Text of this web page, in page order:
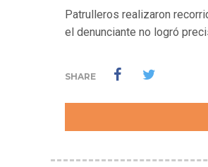
Patrulleros realizaron
el denunciante no logró
SHARE